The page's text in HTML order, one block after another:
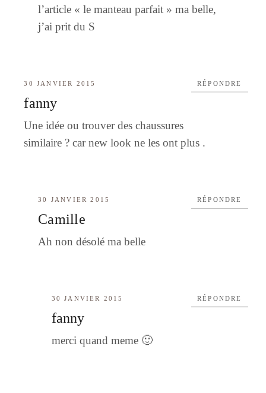
l’article « le manteau parfait » ma belle,
j’ai prit du S
30 JANVIER 2015
fanny
Une idée ou trouver des chaussures
similaire ? car new look ne les ont plus .
RÉPONDRE
30 JANVIER 2015
Camille
Ah non désolé ma belle
RÉPONDRE
30 JANVIER 2015
fanny
merci quand meme 🙂
RÉPONDRE